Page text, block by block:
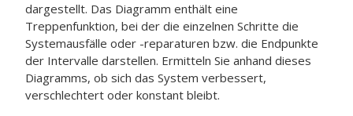
dargestellt. Das Diagramm enthält eine
Treppenfunktion, bei der die einzelnen Schritte die
Systemausfälle oder -reparaturen bzw. die Endpunkte
der Intervalle darstellen. Ermitteln Sie anhand dieses
Diagramms, ob sich das System verbessert,
verschlechtert oder konstant bleibt.